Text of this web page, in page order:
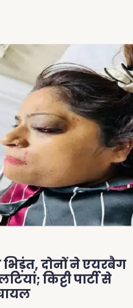
भिड़ंत, दोनों ने एयरबैग
किट्टी पार्टी से